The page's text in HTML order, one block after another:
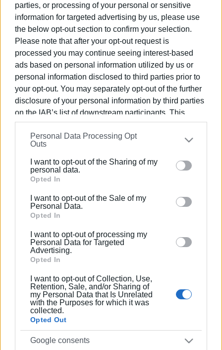
parties, or processing of your personal or sensitive
information for targeted advertising by us, please use
the below opt-out section to confirm your selection.
Please note that after your opt-out request is
processed you may continue seeing interest-based
ads based on personal information utilized by us or
personal information disclosed to third parties prior to
your opt-out. You may separately opt-out of the further
disclosure of your personal information by third parties
on the IAB’s list of downstream participants. This
information may also be disclosed by us to third parties
on theIAB’s List of Downstream Participants
that may
further disclose it to other third parties.
Please note that this website/app uses one or more
Google services and may gather and store information
behaviour. You may click to grant or deny consent to
Google and its third-party tags to use your data for
section.
Personal Data Processing Opt
Outs
I want to opt-out of the Sharing of my
personal data.
Opted In
I want to opt-out of the Sale of my
Personal Data.
Opted In
I want to opt-out of processing my
Personal Data for Targeted
Advertising.
Opted In
I want to opt-out of Collection, Use,
Retention, Sale, and/or Sharing of
my Personal Data that Is Unrelated
with the Purposes for which it was
collected.
Opted Out
Google consents
Συνδρομητές στο e-paper